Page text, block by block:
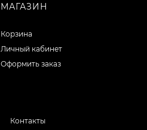
МАГАЗИН
Корзина
Личный кабинет
Оформить заказ
Контакты